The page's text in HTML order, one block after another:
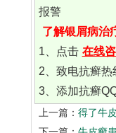
报警
了解银屑病治
1、点击 在线
2、致电抗癣热
3、添加抗癣
上一篇： 得了牛